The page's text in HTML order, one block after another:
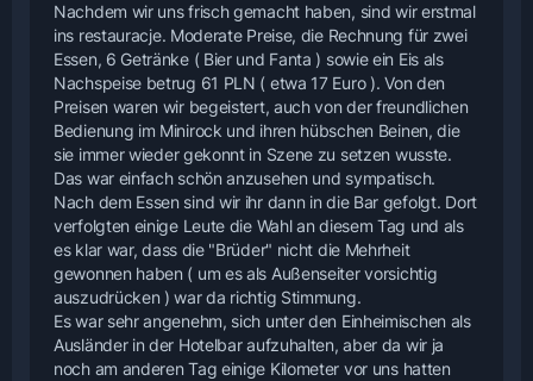
Nachdem wir uns frisch gemacht haben, sind wir erstmal
ins restauracje. Moderate Preise, die Rechnung für zwei
Essen, 6 Getränke ( Bier und Fanta ) sowie ein Eis als
Nachspeise betrug 61 PLN ( etwa 17 Euro ). Von den
Preisen waren wir begeistert, auch von der freundlichen
Bedienung im Minirock und ihren hübschen Beinen, die
sie immer wieder gekonnt in Szene zu setzen wusste.
Das war einfach schön anzusehen und sympatisch.
Nach dem Essen sind wir ihr dann in die Bar gefolgt. Dort
verfolgten einige Leute die Wahl an diesem Tag und als
es klar war, dass die "Brüder" nicht die Mehrheit
gewonnen haben ( um es als Außenseiter vorsichtig
auszudrücken ) war da richtig Stimmung.
Es war sehr angenehm, sich unter den Einheimischen als
Ausländer in der Hotelbar aufzuhalten, aber da wir ja
noch am anderen Tag einige Kilometer vor uns hatten